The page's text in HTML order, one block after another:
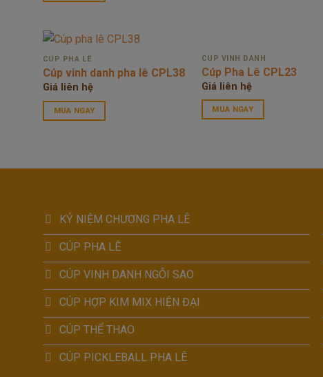
CÚP PHA LÊ
Cúp vinh danh pha lê CPL38
Giá liên hệ
MUA NGAY
CÚP VINH DANH
Cúp Pha Lê CPL23
Giá liên hệ
MUA NGAY
KỶ NIỆM CHƯƠNG PHA LÊ
CÚP PHA LÊ
CÚP VINH DANH NGÔI SAO
CÚP HỢP KIM MIX HIỆN ĐẠI
CÚP THỂ THAO
CÚP PICKLEBALL PHA LÊ